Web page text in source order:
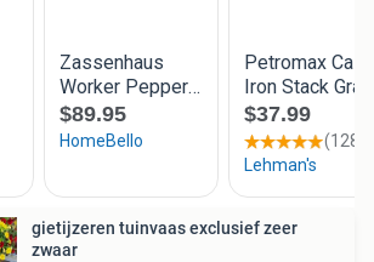
gietijzeren tuinvaas exclusief zeer
zwaar